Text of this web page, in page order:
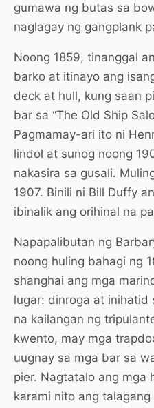
gumawa ng butas sa
naglagay ng gangplank
Noong 1859, tinanggal
barko at itinayo ang
deck at hull, kung saan
bar sa “The Old Ship
Pagmamay-ari ito ni
lindol at sunog noong
nakasira sa gusali.
1907. Binili ni Bill Duffy
ibinalik ang orihinal na
Napapalibutan ng
noong huling bahagi ng
shanghai ang mga
lugar: dinroga at inihatid
na kailangan ng
kwento, may mga
uugnay sa mga bar sa
pier. Nagtatalo ang mga
karami nito ang